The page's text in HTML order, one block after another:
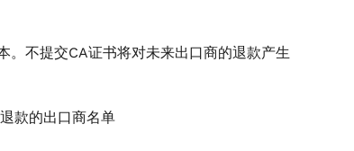
。不提交CA证书将对未来出口商的退款产生
款的出口商名单